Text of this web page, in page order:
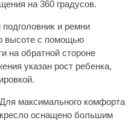
на 360 градусов.
и ремни
высоте с помощью
на обратной стороне
указан рост ребенка,
Для максимального комфорта
кресло оснащено большим